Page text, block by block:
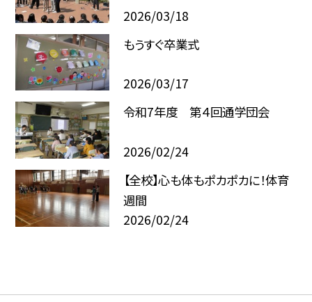
2026/03/18
もうすぐ卒業式
2026/03/17
令和7年度 第４回通学団会
2026/02/24
【全校】心も体もポカポカに！体育
週間
2026/02/24